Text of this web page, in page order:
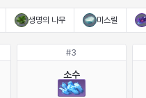
생명의 나무 미스릴
#3
소수